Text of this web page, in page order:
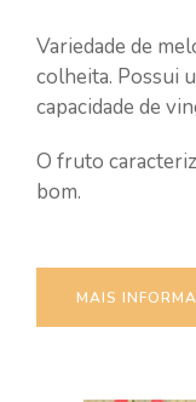
Variedade de
colheita. Possui
capacidade de
O fruto
bom.
MAIS